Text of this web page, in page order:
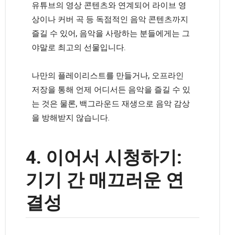
유튜브의 영상 콘텐츠와 연계되어 라이브 영
상이나 커버 곡 등 독점적인 음악 콘텐츠까지
즐길 수 있어, 음악을 사랑하는 분들에게는 그
야말로 최고의 선물입니다.
나만의 플레이리스트를 만들거나, 오프라인
저장을 통해 언제 어디서든 음악을 즐길 수 있
는 것은 물론, 백그라운드 재생으로 음악 감상
을 방해받지 않습니다.
4. 이어서 시청하기:
기기 간 매끄러운 연
결성